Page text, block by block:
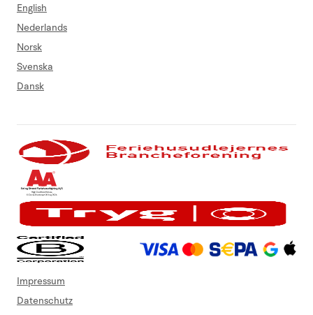
English
Nederlands
Norsk
Svenska
Dansk
Impressum
Datenschutz